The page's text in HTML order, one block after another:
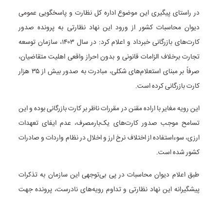
در راستای پیگیری این موضوع اداره کل نظارت و پاسخگویی عمومی
دیوان محاسبات کشور از ورود این نهاد نظارتی به پرونده صدور
کارت‌های بازرگانی خبرداد و اعلام کرد: در سال ۱۴۰۳، سازمان توسعه
تجارت برخلاف الزامات قانونی و بدون احراز واقعی اهلیت متقاضیان،
صرفاً بر مبنای استعلام‌های شکلی، مبادرت به صدور بیش از ۳۵ هزار
کارت بازرگانی کرده است.
این رویه مغایر با اراده مقنن در مقررات ناظر بر کارت بازرگانی بوده و این
تسامح موجب صدور کارت‌های یک‌بارمصرف، عدم ایفای تعهدات
ارزی، سوءاستفاده از اختلاف نرخ ارز و اخلال در نظام واردات و صادرات
کشور شده است.
طبق اعلام دیوان محاسبات در پی بی‌توجهی این سازمان به تذکرات
پیشگیرانه این نهاد نظارتی و تداوم رویه‌های نادرست، پرونده جهت